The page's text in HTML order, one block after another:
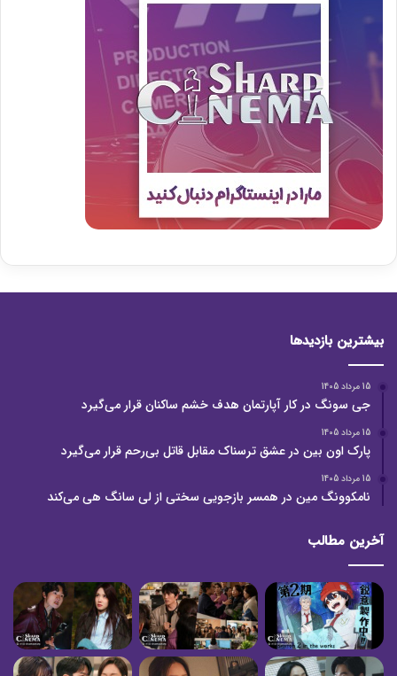
بیشترین بازدیدها
15 مرداد 1405
جی سونگ در کار آپارتمان هدف خشم ساکنان قرار می‌گیرد
15 مرداد 1405
پارک اون بین در عشق ترسناک مقابل قاتل بی‌رحم قرار می‌گیرد
15 مرداد 1405
نامکوونگ مین در همسر بازجویی سختی از لی سانگ هی می‌کند
آخرین مطالب